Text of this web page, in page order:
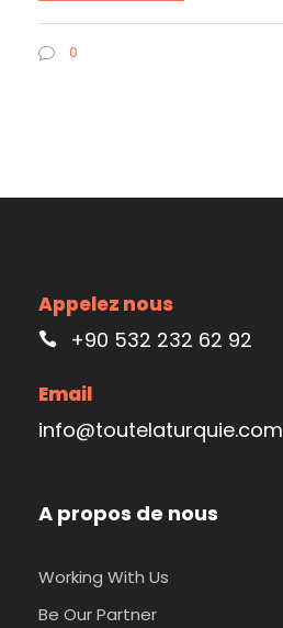
0
Appelez nous
+90 532 232 62 92
Email
info@toutelaturquie.com
A propos de nous
Working With Us
Be Our Partner